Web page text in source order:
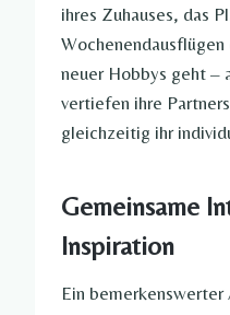
ihres Zuhauses, das
neuer Hobbys geht –
vertiefen ihre
gleichzeitig ihr
Gemeinsame
Inspiration
Ein